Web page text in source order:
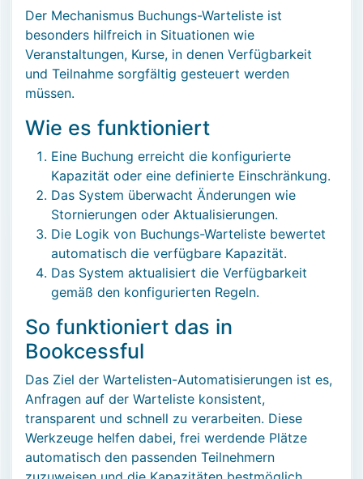
Der Mechanismus Buchungs-Warteliste ist
besonders hilfreich in Situationen wie
Veranstaltungen, Kurse, in denen Verfügbarkeit
und Teilnahme sorgfältig gesteuert werden
müssen.
Wie es funktioniert
Eine Buchung erreicht die konfigurierte
Kapazität oder eine definierte Einschränkung.
Das System überwacht Änderungen wie
Stornierungen oder Aktualisierungen.
Die Logik von Buchungs-Warteliste bewertet
automatisch die verfügbare Kapazität.
Das System aktualisiert die Verfügbarkeit
gemäß den konfigurierten Regeln.
So funktioniert das in
Bookcessful
Das Ziel der Wartelisten-Automatisierungen ist es,
Anfragen auf der Warteliste konsistent,
transparent und schnell zu verarbeiten. Diese
Werkzeuge helfen dabei, frei werdende Plätze
automatisch den passenden Teilnehmern